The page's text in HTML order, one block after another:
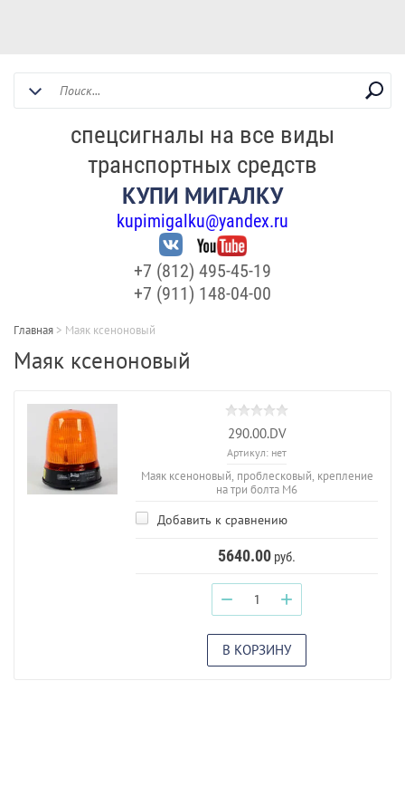
спецсигналы на все виды
транспортных средств
КУПИ МИГАЛКУ
kupimigalku@yandex.ru
+7 (812) 495-45-19
+7 (911) 148-04-00
Главная > Маяк ксеноновый
Маяк ксеноновый
290.00.DV
Артикул: нет
Маяк ксеноновый, проблесковый, крепление
на три болта М6
Добавить к сравнению
5640.00 руб.
− +
В КОРЗИНУ